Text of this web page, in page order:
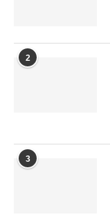
2
3